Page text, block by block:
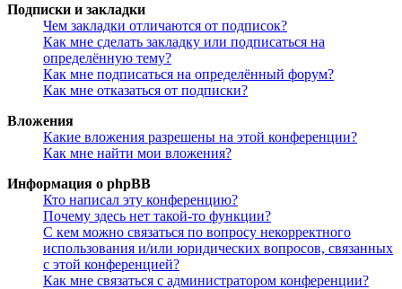
Подписки и закладки
Чем закладки отличаются от подписок?
Как мне сделать закладку или подписаться на
определённую тему?
Как мне подписаться на определённый форум?
Как мне отказаться от подписки?
Вложения
Какие вложения разрешены на этой конференции?
Как мне найти мои вложения?
Информация о phpBB
Кто написал эту конференцию?
Почему здесь нет такой-то функции?
С кем можно связаться по вопросу некорректного
использования и/или юридических вопросов, связанных
с этой конференцией?
Как мне связаться с администратором конференции?